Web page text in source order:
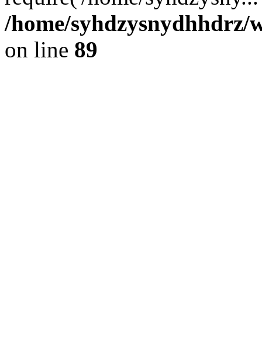
/home/syhdzysnydhhdrz/
on line 89